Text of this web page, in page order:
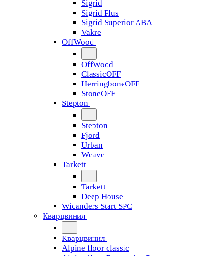
Sigrid
Sigrid Plus
Sigrid Superior ABA
Vakre
OffWood
OffWood
ClassicOFF
HerringboneOFF
StoneOFF
Stepton
Stepton
Fjord
Urban
Weave
Tarkett
Tarkett
Deep House
Wicanders Start SPC
Кварцвинил
Кварцвинил
Alpine floor classic